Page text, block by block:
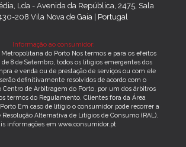
Lda - Avenida da República, 2475, Sala
208 Vila Nova de Gaia | Portugal
Informação ao consumidor:
do Porto Nos termos e para os efeitos
de 8 de Setembro, todos os litígios emergentes dos
e venda ou de prestação de serviços ou com ele
definitivamente resolvidos de acordo com o
Centro de Arbitragem do Porto, por um dos árbitros
termos do Regulamento. Clientes fora da Área
Em caso de litígio o consumidor pode recorrer a
Alternativa de Litígios de Consumo (RAL).
informações em www.consumidor.pt